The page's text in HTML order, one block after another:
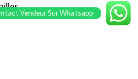
Vendeur Sur Whatsapp